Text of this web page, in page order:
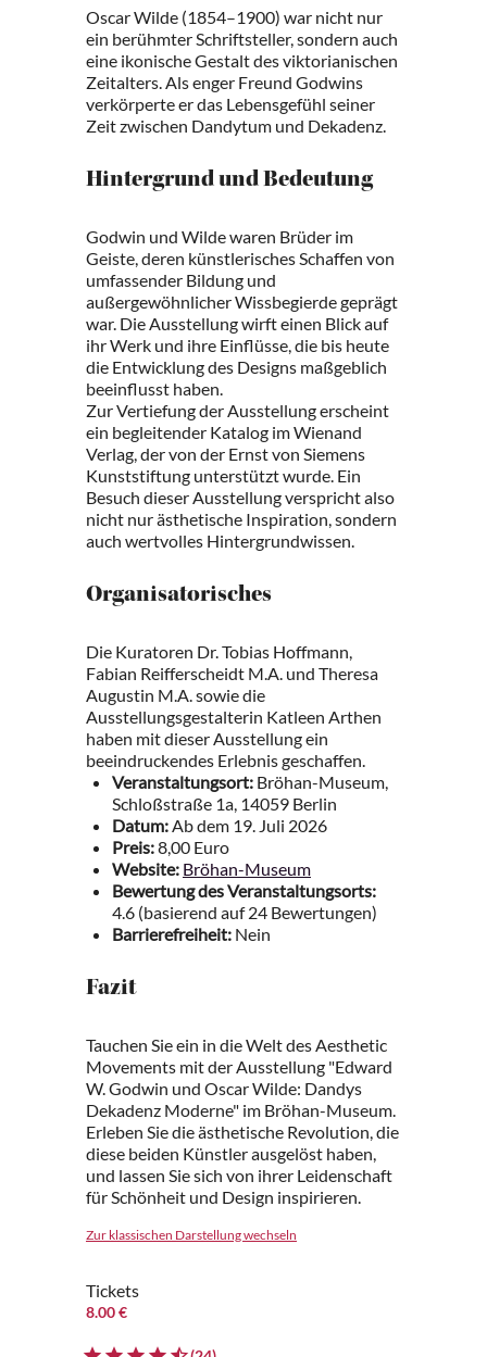
Oscar Wilde (1854–1900) war nicht nur
ein berühmter Schriftsteller, sondern auch
eine ikonische Gestalt des viktorianischen
Zeitalters. Als enger Freund Godwins
verkörperte er das Lebensgefühl seiner
Zeit zwischen Dandytum und Dekadenz.
Hintergrund und Bedeutung
Godwin und Wilde waren Brüder im
Geiste, deren künstlerisches Schaffen von
umfassender Bildung und
außergewöhnlicher Wissbegierde geprägt
war. Die Ausstellung wirft einen Blick auf
ihr Werk und ihre Einflüsse, die bis heute
die Entwicklung des Designs maßgeblich
beeinflusst haben.
Zur Vertiefung der Ausstellung erscheint
ein begleitender Katalog im Wienand
Verlag, der von der Ernst von Siemens
Kunststiftung unterstützt wurde. Ein
Besuch dieser Ausstellung verspricht also
nicht nur ästhetische Inspiration, sondern
auch wertvolles Hintergrundwissen.
Organisatorisches
Die Kuratoren Dr. Tobias Hoffmann,
Fabian Reifferscheidt M.A. und Theresa
Augustin M.A. sowie die
Ausstellungsgestalterin Katleen Arthen
haben mit dieser Ausstellung ein
beeindruckendes Erlebnis geschaffen.
Veranstaltungsort: Bröhan-Museum,
Schloßstraße 1a, 14059 Berlin
Datum:Ab dem 19. Juli 2026
Preis:8,00 Euro
Website: Bröhan-Museum
Bewertung des Veranstaltungsorts:
4.6 (basierend auf 24 Bewertungen)
Barrierefreiheit: Nein
Fazit
Tauchen Sie ein in die Welt des Aesthetic
Movements mit der Ausstellung "Edward
W. Godwin und Oscar Wilde: Dandys
Dekadenz Moderne" im Bröhan-Museum.
Erleben Sie die ästhetische Revolution, die
diese beiden Künstler ausgelöst haben,
und lassen Sie sich von ihrer Leidenschaft
für Schönheit und Design inspirieren.
Zur klassischen Darstellung wechseln
Tickets
8.00 €